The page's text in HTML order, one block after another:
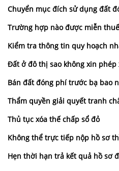
Chuyển mục đích sử dụng đất
Trường hợp nào được miễn
Kiểm tra thông tin quy hoạch
Đất ở đô thị sao không xin phép
Bán đất đóng phí trước bạ bao
Thẩm quyền giải quyết tranh
Thủ tục xóa thế chấp sổ đỏ
Không thể trực tiếp nộp hồ sơ
Hẹn thời hạn trả kết quả hồ sơ